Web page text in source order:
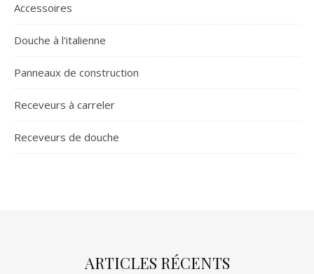
Accessoires
Douche à l'italienne
Panneaux de construction
Receveurs à carreler
Receveurs de douche
ARTICLES RÉCENTS